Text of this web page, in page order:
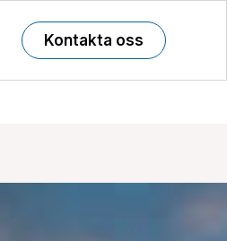
Kontakta oss